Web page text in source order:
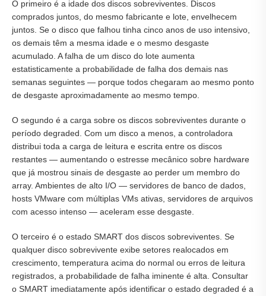
O primeiro é a idade dos discos sobreviventes. Discos
comprados juntos, do mesmo fabricante e lote, envelhecem
juntos. Se o disco que falhou tinha cinco anos de uso intensivo,
os demais têm a mesma idade e o mesmo desgaste
acumulado. A falha de um disco do lote aumenta
estatisticamente a probabilidade de falha dos demais nas
semanas seguintes — porque todos chegaram ao mesmo ponto
de desgaste aproximadamente ao mesmo tempo.
O segundo é a carga sobre os discos sobreviventes durante o
período degraded. Com um disco a menos, a controladora
distribui toda a carga de leitura e escrita entre os discos
restantes — aumentando o estresse mecânico sobre hardware
que já mostrou sinais de desgaste ao perder um membro do
array. Ambientes de alto I/O — servidores de banco de dados,
hosts VMware com múltiplas VMs ativas, servidores de arquivos
com acesso intenso — aceleram esse desgaste.
O terceiro é o estado SMART dos discos sobreviventes. Se
qualquer disco sobrevivente exibe setores realocados em
crescimento, temperatura acima do normal ou erros de leitura
registrados, a probabilidade de falha iminente é alta. Consultar
o SMART imediatamente após identificar o estado degraded é a